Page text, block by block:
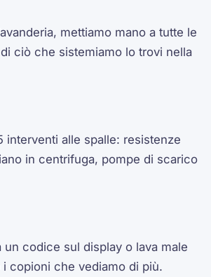
mettiamo mano a tutte le
ciò che sistemiamo lo trovi nella
interventi alle spalle: resistenze
in centrifuga, pompe di scarico
codice sul display o lava male
copioni che vediamo di più.